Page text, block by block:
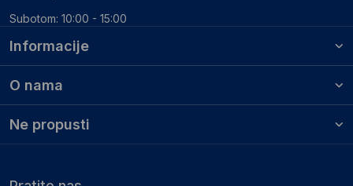
Informacije
O nama
Ne propusti
Subotom: 10:00 - 15:00